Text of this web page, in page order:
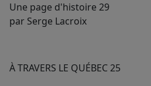
Une page d'histoire 29
par Serge Lacroix
À TRAVERS LE QUÉBEC 25